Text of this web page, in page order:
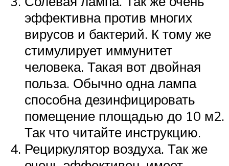
эффективна против многих
вирусов и бактерий. К тому же
стимулирует иммунитет
человека. Такая вот двойная
польза. Обычно одна лампа
способна дезинфицировать
помещение площадью до 10 м2.
Так что читайте инструкцию.
Рециркулятор воздуха. Так же